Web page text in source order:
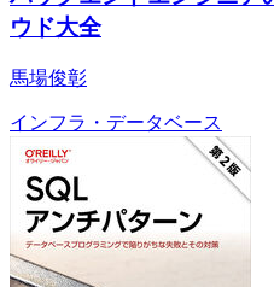
ウド大全
馬場俊彰
インフラ・データベース